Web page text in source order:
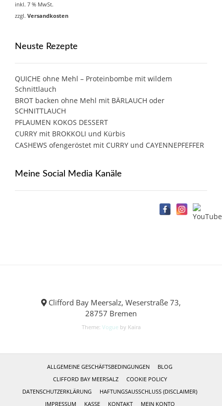
inkl. 7 % MwSt.
zzgl. Versandkosten
Neuste Rezepte
QUICHE ohne Mehl – Proteinbombe mit wildem
Schnittlauch
BROT backen ohne Mehl mit BÄRLAUCH oder
SCHNITTLAUCH
PFLAUMEN KOKOS DESSERT
CURRY mit BROKKOLI und Kürbis
CASHEWS ofengeröstet mit CURRY und CAYENNEPFEFFER
Meine Social Media Kanäle
Clifford Bay Meersalz, Weserstraße 73,
28757 Bremen
Theme: Vogue by Kaira
ALLGEMEINE GESCHÄFTSBEDINGUNGEN
BLOG
CLIFFORD BAY MEERSALZ
COOKIE POLICY
DATENSCHUTZERKLÄRUNG
HAFTUNGSAUSSCHLUSS (DISCLAIMER)
IMPRESSUM
KASSE KONTAKT MEIN KONTO